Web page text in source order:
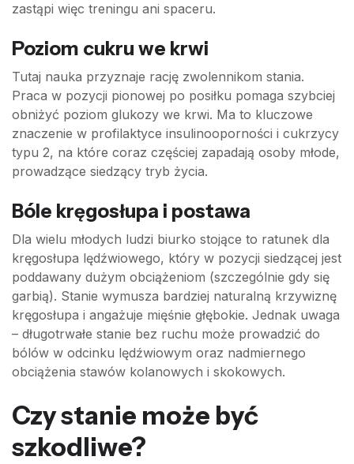
zastąpi więc treningu ani spaceru.
Poziom cukru we krwi
Tutaj nauka przyznaje rację zwolennikom stania.
Praca w pozycji pionowej po posiłku pomaga szybciej
obniżyć poziom glukozy we krwi. Ma to kluczowe
znaczenie w profilaktyce insulinooporności i cukrzycy
typu 2, na które coraz częściej zapadają osoby młode,
prowadzące siedzący tryb życia.
Bóle kręgosłupa i postawa
Dla wielu młodych ludzi biurko stojące to ratunek dla
kręgosłupa lędźwiowego, który w pozycji siedzącej jest
poddawany dużym obciążeniom (szczególnie gdy się
garbią). Stanie wymusza bardziej naturalną krzywiznę
kręgosłupa i angażuje mięśnie głębokie. Jednak uwaga
– długotrwałe stanie bez ruchu może prowadzić do
bólów w odcinku lędźwiowym oraz nadmiernego
obciążenia stawów kolanowych i skokowych.
Czy stanie może być
szkodliwe?